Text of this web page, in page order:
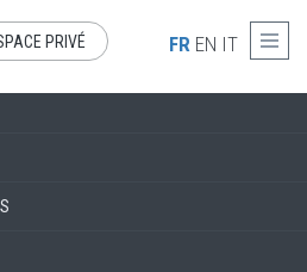
PRIVÉ FR EN IT
& BIOLOGIE